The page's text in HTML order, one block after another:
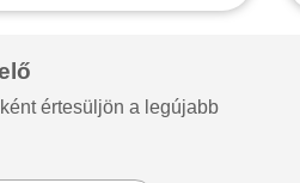
értesüljön a legújabb